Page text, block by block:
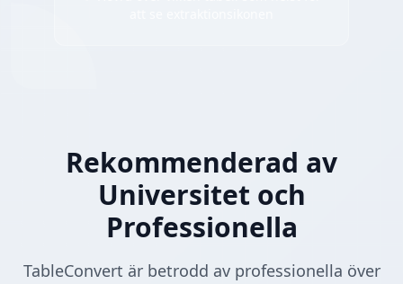
Rekommenderad av
Universitet och
Professionella
TableConvert är betrodd av professionella över